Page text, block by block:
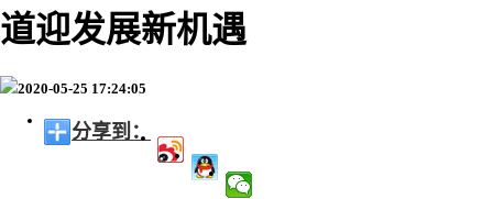
道迎发展新机遇
2020-05-25 17:24:05
分享到：